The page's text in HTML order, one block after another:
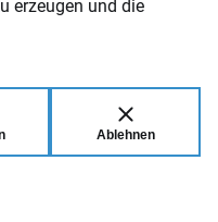
erzeugen und die
Ablehnen